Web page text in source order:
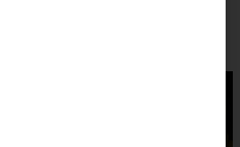
(optional) zum Abschmecken